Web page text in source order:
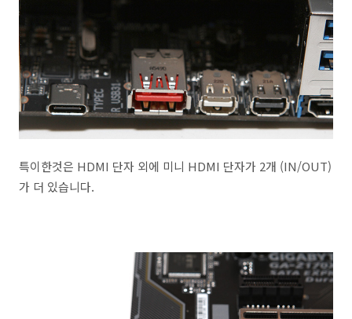
특이한것은 HDMI 단자 외에 미니 HDMI 단자가 2개 (IN/OUT)
가 더 있습니다.